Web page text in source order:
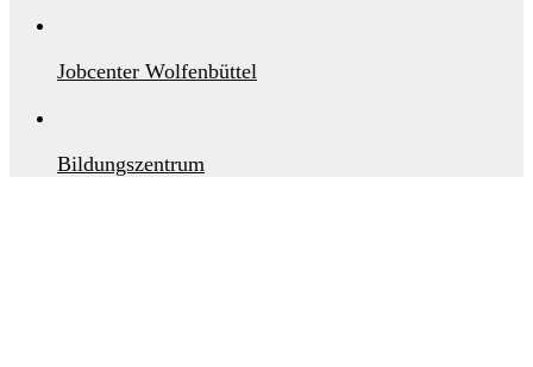
Jobcenter Wolfenbüttel
Bildungszentrum